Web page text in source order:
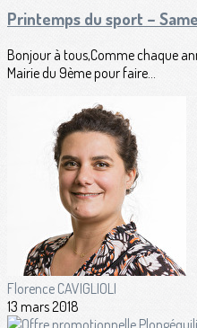
Printemps du sport –
Bonjour à tous,Comme chaque
Mairie du 9ème pour faire...
Florence CAVIGLIOLI
13 mars 2018